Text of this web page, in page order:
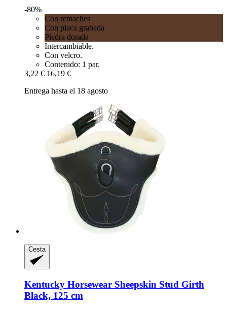
-80%
Con remaches
Con placa grabada
Piedra dorada
Intercambiable.
Con velcro.
Contenido: 1 par.
3,22 € 16,19 €
Entrega hasta el 18 agosto
Cesta
Kentucky Horsewear Sheepskin Stud Girth
Black, 125 cm